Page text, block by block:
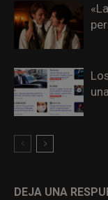
DEJA UNA